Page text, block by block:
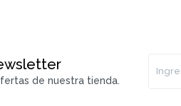
de nuestra tienda.